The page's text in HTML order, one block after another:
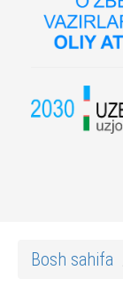
Bosh sahifa